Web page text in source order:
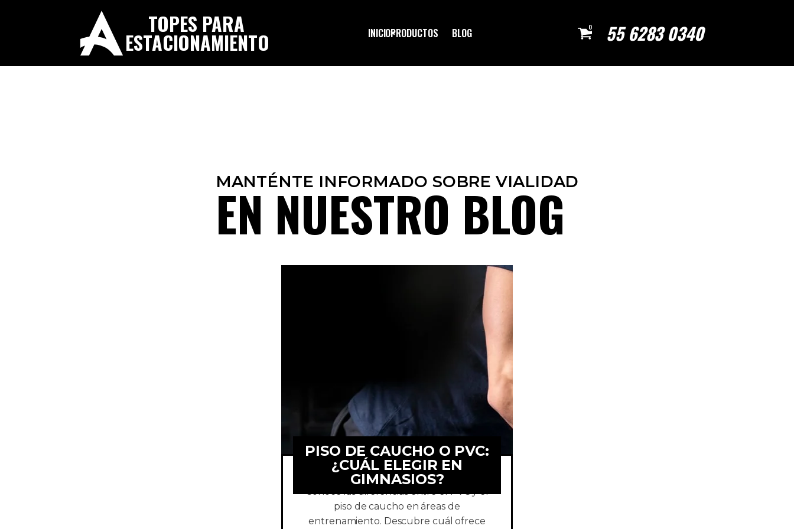
TOPES PARA
ESTACIONAMIENTO INICIOPRODUCTOS BLOG 0 55 6283 0340
MANTÉNTE INFORMADO SOBRE VIALIDAD
EN NUESTRO BLOG
PISO DE CAUCHO O PVC:
¿CUÁL ELEGIR EN
GIMNASIOS?
Conoce las diferencias entre el PVC y el
piso de caucho en áreas de
entrenamiento. Descubre cuál ofrece